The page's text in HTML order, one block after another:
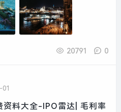
20791 0
资料大全-IPO雷达| 毛利率